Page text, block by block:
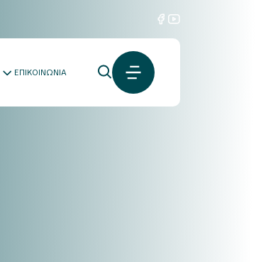
ΕΠΙΚΟΙΝΩΝΙΑ